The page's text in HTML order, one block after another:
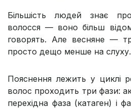
Більшість людей знає
волосся — воно більш
говорять. Але весняне —
просто дещо менше на слуху.
Пояснення лежить у циклі
волос проходить три фази:
перехідна фаза (катаген) і